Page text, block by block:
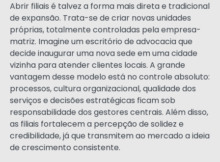
Abrir filiais é talvez a forma mais direta e tradicional
de expansão. Trata-se de criar novas unidades
próprias, totalmente controladas pela empresa-
matriz. Imagine um escritório de advocacia que
decide inaugurar uma nova sede em uma cidade
vizinha para atender clientes locais. A grande
vantagem desse modelo está no controle absoluto:
processos, cultura organizacional, qualidade dos
serviços e decisões estratégicas ficam sob
responsabilidade dos gestores centrais. Além disso,
as filiais fortalecem a percepção de solidez e
credibilidade, já que transmitem ao mercado a ideia
de crescimento consistente.